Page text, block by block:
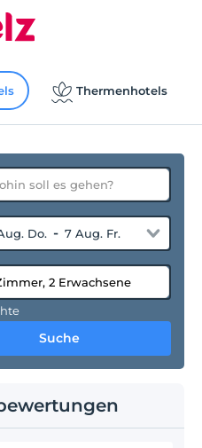
Thermenhotels
Do. - 7 Aug. Fr.
Suche